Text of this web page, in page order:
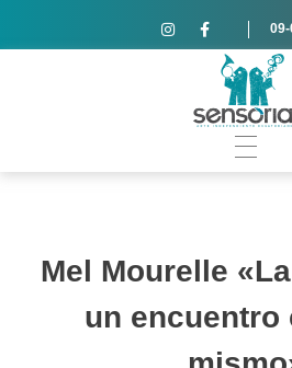
Mel Mourelle
un encuentro